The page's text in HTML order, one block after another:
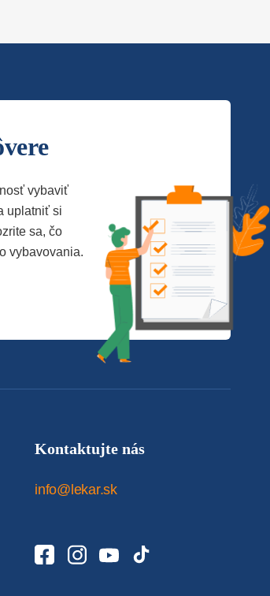
vybaviť
uplatniť si
sa, čo
vybavovania.
Kontaktujte nás
info@lekar.sk